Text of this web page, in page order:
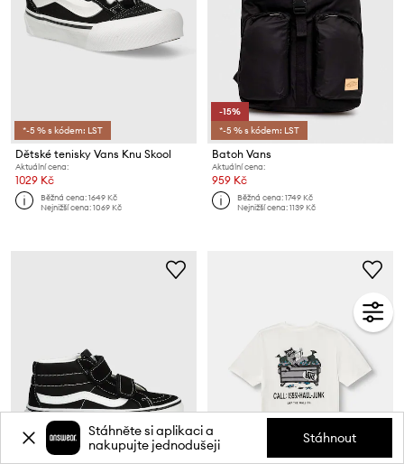
*-5 % s kódem: LST
Dětské tenisky Vans Knu Skool
Aktuální cena:
1029 Kč
Běžná cena:1649 Kč
Nejnižší cena:1069 Kč
-15%
*-5 % s kódem: LST
Batoh Vans
Aktuální cena:
959 Kč
Běžná cena:1749 Kč
Nejnižší cena:1139 Kč
Stáhněte si aplikaci a
nakupujte jednodušeji
Stáhnout